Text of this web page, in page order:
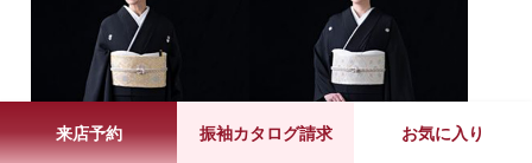
来店予約 振袖カタログ請求 お気に入り